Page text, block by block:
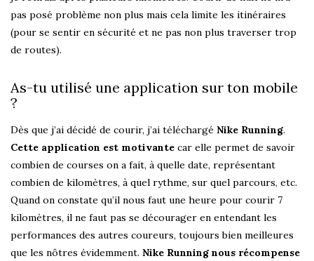
pas posé problème non plus mais cela limite les itinéraires
(pour se sentir en sécurité et ne pas non plus traverser trop
de routes).
As-tu utilisé une application sur ton mobile
?
Dès que j’ai décidé de courir, j’ai téléchargé Nike Running.
Cette application est motivante car elle permet de savoir
combien de courses on a fait, à quelle date, représentant
combien de kilomètres, à quel rythme, sur quel parcours, etc.
Quand on constate qu’il nous faut une heure pour courir 7
kilomètres, il ne faut pas se décourager en entendant les
performances des autres coureurs, toujours bien meilleures
que les nôtres évidemment. Nike Running nous récompense